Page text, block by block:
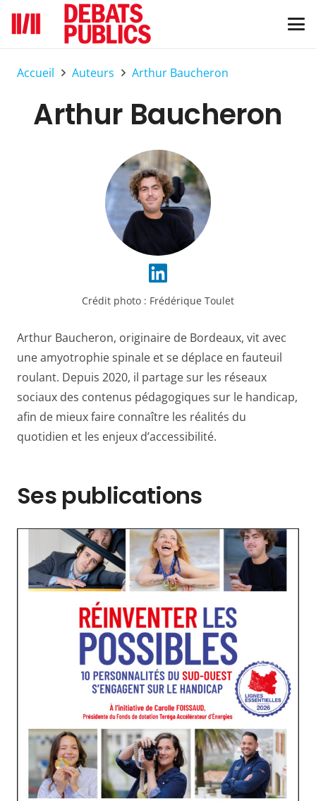
Accueil Auteurs Arthur Baucheron
Arthur Baucheron
Crédit photo : Frédérique Toulet
Arthur Baucheron, originaire de Bordeaux, vit avec
une amyotrophie spinale et se déplace en fauteuil
roulant. Depuis 2020, il partage sur les réseaux
sociaux des contenus pédagogiques sur le handicap,
afin de mieux faire connaître les réalités du
quotidien et les enjeux d’accessibilité.
Ses publications